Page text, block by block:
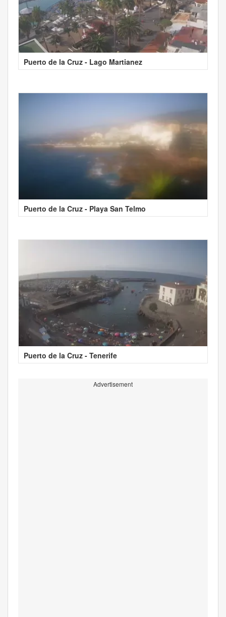
Puerto de la Cruz - Lago Martianez
Puerto de la Cruz - Playa San Telmo
Puerto de la Cruz - Tenerife
Advertisement